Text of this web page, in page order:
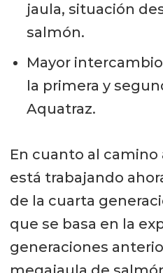
jaula, situación
salmón.
Mayor
la primera y
Aquatraz.
En cuanto al camino
está trabajando
de la cuarta
que se basa en la
generaciones